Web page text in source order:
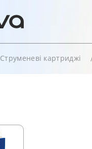
Струменеві картриджі